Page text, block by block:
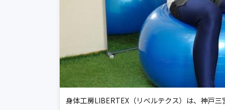
身体工房LIBERTEX（リベルテクス）は、神戸